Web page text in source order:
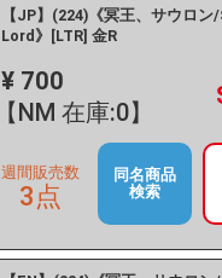
【JP】(224)《冥王、サウロ
Lord》[LTR] 金R
¥ 700
【NM 在庫:0】
週間販売数
3点
同名商品
検索